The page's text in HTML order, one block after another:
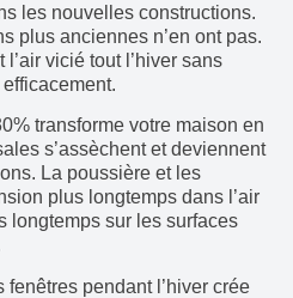
les nouvelles constructions.
plus anciennes n’en ont pas.
vicié tout l’hiver sans
transforme votre maison en
s’assèchent et deviennent
La poussière et les
plus longtemps dans l’air
longtemps sur les surfaces
pendant l’hiver crée